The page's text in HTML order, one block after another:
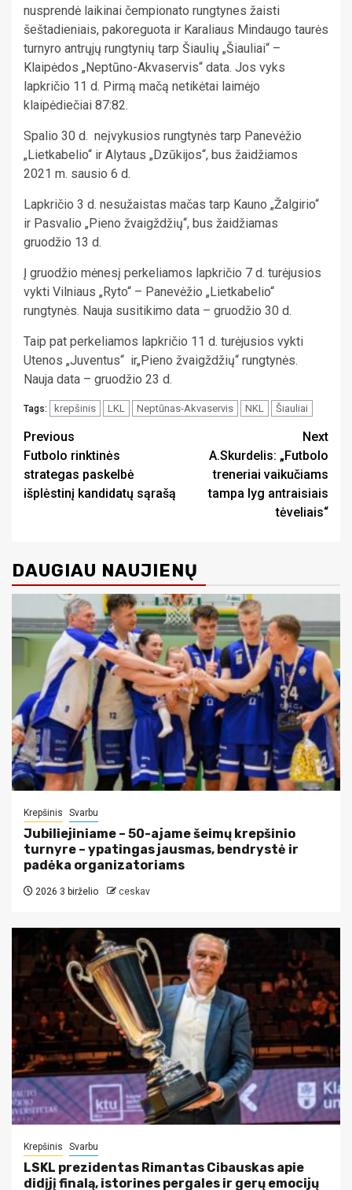
nusprendė laikinai čempionato rungtynes žaisti
šeštadieniais, pakoreguota ir Karaliaus Mindaugo taurės
turnyro antrųjų rungtynių tarp Šiaulių „Šiauliai“ –
Klaipėdos „Neptūno-Akvaservis“ data. Jos vyks
lapkričio 11 d. Pirmą mačą netikėtai laimėjo
klaipėdiečiai 87:82.
Spalio 30 d. neįvykusios rungtynės tarp Panevėžio
„Lietkabelio“ ir Alytaus „Dzūkijos“, bus žaidžiamos
2021 m. sausio 6 d.
Lapkričio 3 d. nesužaistas mačas tarp Kauno „Žalgirio“
ir Pasvalio „Pieno žvaigždžių“, bus žaidžiamas
gruodžio 13 d.
Į gruodžio mėnesį perkeliamos lapkričio 7 d. turėjusios
vykti Vilniaus „Ryto“ – Panevėžio „Lietkabelio“
rungtynės. Nauja susitikimo data – gruodžio 30 d.
Taip pat perkeliamos lapkričio 11 d. turėjusios vykti
Utenos „Juventus“ ir„Pieno žvaigždžių“ rungtynės.
Nauja data – gruodžio 23 d.
Tags: krepšinis LKL Neptūnas-Akvaservis NKL Šiauliai
Continue
Reading
Previous
Futbolo rinktinės
strategas paskelbė
išplėstinį kandidatų sąrašą
Next
A.Skurdelis: „Futbolo
treneriai vaikučiams
tampa lyg antraisiais
tėveliais“
DAUGIAU NAUJIENŲ
Krepšinis Svarbu
Jubiliejiniame – 50-ajame šeimų krepšinio
turnyre – ypatingas jausmas, bendrystė ir
padėka organizatoriams
2026 3 birželio ceskav
Krepšinis Svarbu
LSKL prezidentas Rimantas Cibauskas apie
didįjį finalą, istorines pergales ir gerų emocijų